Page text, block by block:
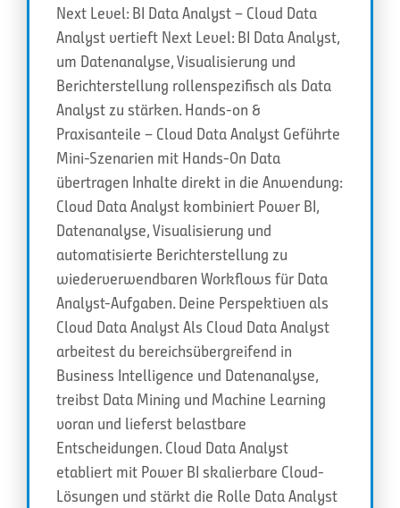
Next Level: BI Data Analyst – Cloud Data
Analyst vertieft Next Level: BI Data Analyst,
um Datenanalyse, Visualisierung und
Berichterstellung rollenspezifisch als Data
Analyst zu stärken. Hands-on &
Praxisanteile – Cloud Data Analyst Geführte
Mini-Szenarien mit Hands-On Data
übertragen Inhalte direkt in die Anwendung:
Cloud Data Analyst kombiniert Power BI,
Datenanalyse, Visualisierung und
automatisierte Berichterstellung zu
wiederverwendbaren Workflows für Data
Analyst-Aufgaben. Deine Perspektiven als
Cloud Data Analyst Als Cloud Data Analyst
arbeitest du bereichsübergreifend in
Business Intelligence und Datenanalyse,
treibst Data Mining und Machine Learning
voran und lieferst belastbare
Entscheidungen. Cloud Data Analyst
etabliert mit Power BI skalierbare Cloud-
Lösungen und stärkt die Rolle Data Analyst